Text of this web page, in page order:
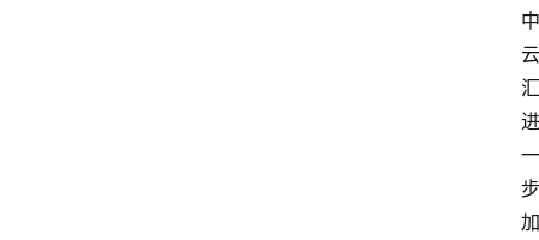
中
云
汇
进
一
步
加